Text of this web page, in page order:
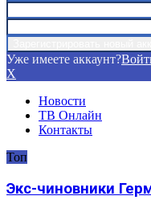
Уже имеете аккаунт?
X
Новости
ТВ Онлайн
Контакты
Топ
Экс-чиновники